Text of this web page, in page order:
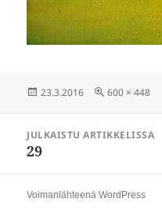
Julkaistu
23.3.2016 Täysikokoinen
600 × 448
selaus
JULKAISTU ARTIKKELISSA
29
Voimanlähteenä WordPress